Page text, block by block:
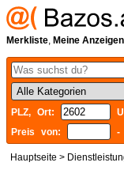
Merkliste, Meine Anzeigen
PLZ, Ort:
Preis von:
-
Hauptseite >